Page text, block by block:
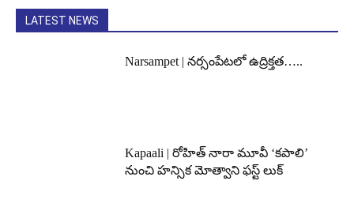
LATEST NEWS
Narsampet | నర్సంపేటలో ఉద్రిక్తత…..
Kapaali | రోహిత్ నారా మూవీ ‘కపాలి’
నుంచి హన్సిక మోత్వాని ఫస్ట్ లుక్